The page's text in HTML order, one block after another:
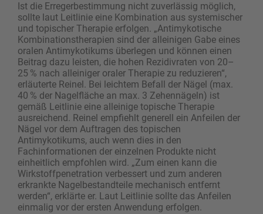
Ist die Erregerbestimmung nicht zuverlässig möglich,
sollte laut Leitlinie eine Kombination aus systemischer
und topischer Therapie erfolgen. „Antimykotische
Kombinationstherapien sind der alleinigen Gabe eines
oralen Antimykotikums überlegen und können einen
Beitrag dazu leisten, die hohen Rezidivraten von 20–
25 % nach alleiniger oraler Therapie zu reduzieren“,
erläuterte Reinel. Bei leichtem Befall der Nägel (max.
40 % der Nagelfläche an max. 3 Zehennägeln) ist
gemäß Leitlinie eine alleinige ­topische Therapie
ausreichend. Reinel empfiehlt ­generell ein Anfeilen der
Nägel vor dem Auftragen des topischen
Antimykotikums, auch wenn dies in den
Fachinformationen der einzelnen Produkte nicht
einheitlich empfohlen wird. „Zum einen kann die
Wirkstoffpenetration verbessert und zum anderen
erkrankte Nagelbestandteile mechanisch entfernt
werden“, erklärte er. Laut Leitlinie sollte das Anfeilen
einmalig vor der ersten Anwendung erfolgen.